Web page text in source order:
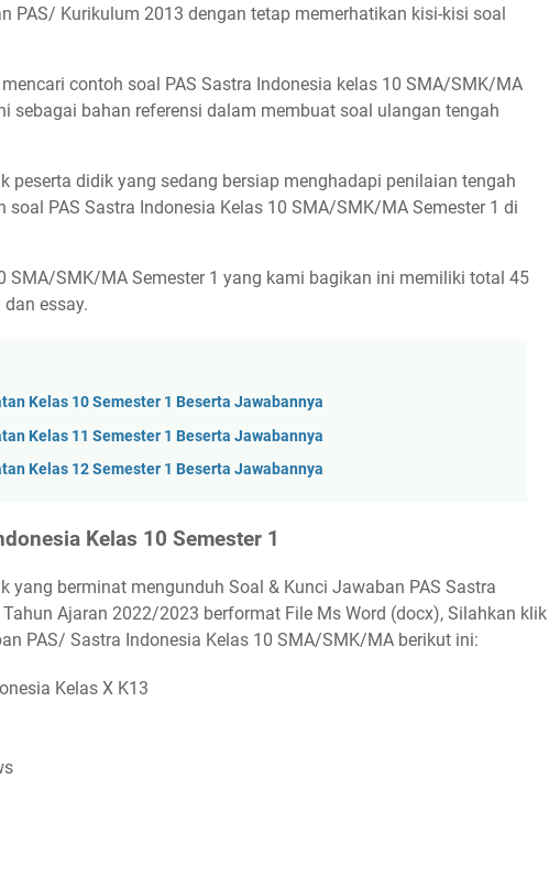
PAS/ Kurikulum 2013 dengan tetap memerhatikan kisi-kisi soal
contoh soal PAS Sastra Indonesia kelas 10 SMA/SMK/MA
sebagai bahan referensi dalam membuat soal ulangan tengah
peserta didik yang sedang bersiap menghadapi penilaian tengah
soal PAS Sastra Indonesia Kelas 10 SMA/SMK/MA Semester 1 di
SMA/SMK/MA Semester 1 yang kami bagikan ini memiliki total 45
essay.
Kelas 10 Semester 1 Beserta Jawabannya
Kelas 11 Semester 1 Beserta Jawabannya
Kelas 12 Semester 1 Beserta Jawabannya
Kelas 10 Semester 1
yang berminat mengunduh Soal & Kunci Jawaban PAS Sastra
Ajaran 2022/2023 berformat File Ms Word (docx), Silahkan klik
PAS/ Sastra Indonesia Kelas 10 SMA/SMK/MA berikut ini:
Kelas X K13